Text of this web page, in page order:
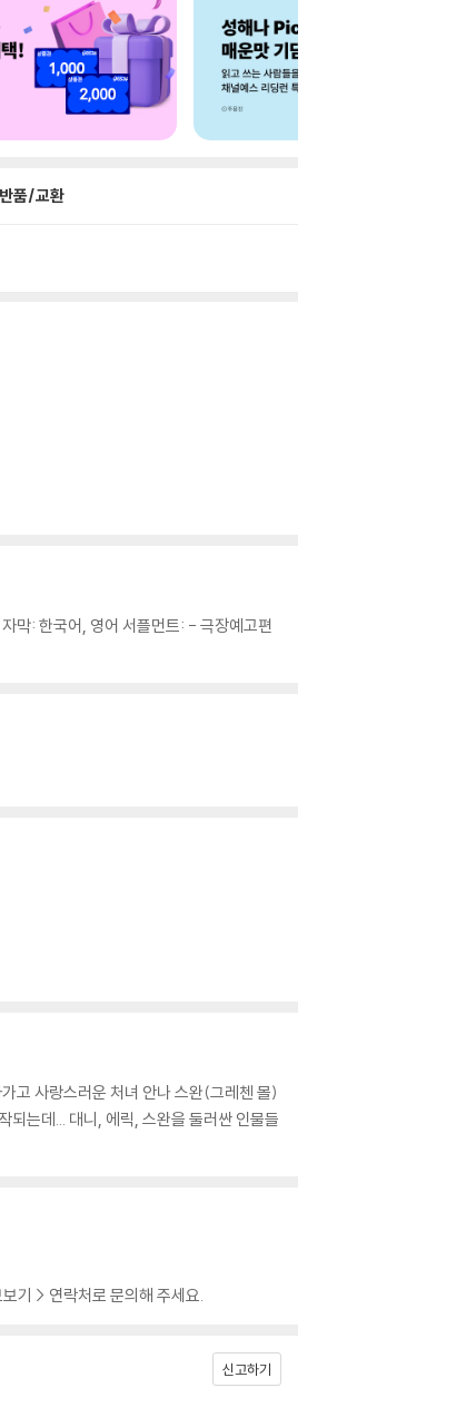
품/교환
: 한국어, 영어 서플먼트: - 극장예고편
고 사랑스러운 처녀 안나 스완(그레첸 몰)
되는데... 대니, 에릭, 스완을 둘러싼 인물들
기 > 연락처로 문의해 주세요.
신고하기